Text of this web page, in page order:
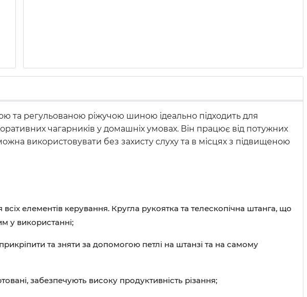
та регульованою ріжучою шиною ідеально підходить для
чагарників у домашніх умовах. Він працює від потужних
використовувати без захисту слуху та в місцях з підвищеною
елементів керування. Кругла рукоятка та телескопічна штанга, що
у використанні;
та зняти за допомогою петлі на штанзі та на самому
забезпечують високу продуктивність різання;